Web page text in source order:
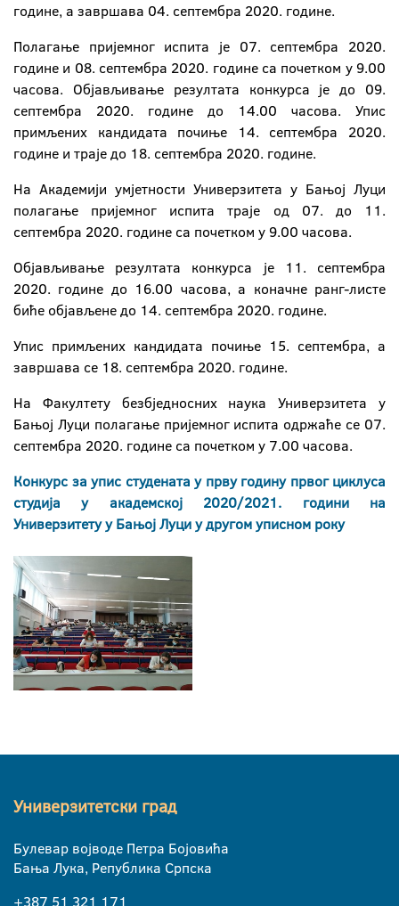
године, а завршава 04. септембра 2020. године.
Полагање пријемног испита је 07. септембра 2020.
године и 08. септембра 2020. године са почетком у 9.00
часова. Објављивање резултата конкурса је до 09.
септембра 2020. године до 14.00 часова. Упис
примљених кандидата почиње 14. септембра 2020.
године и траје до 18. септембра 2020. године.
На Академији умјетности Универзитета у Бањој Луци
полагање пријемног испита траје од 07. до 11.
септембра 2020. године са почетком у 9.00 часова.
Објављивање резултата конкурса је 11. септембра
2020. године до 16.00 часова, а коначне ранг-листе
биће објављене до 14. септембра 2020. године.
Упис примљених кандидата почиње 15. септембра, а
завршава се 18. септембра 2020. године.
На Факултету безбједносних наука Универзитета у
Бањој Луци полагање пријемног испита одржаће се 07.
септембра 2020. године са почетком у 7.00 часова.
Конкурс за упис студената у прву годину првог циклуса
студија у академској 2020/2021. години на
Универзитету у Бањој Луци у другом уписном року
Универзитетски град
Булевар војводе Петра Бојовића
Бања Лука, Република Српска
+387 51 321 171